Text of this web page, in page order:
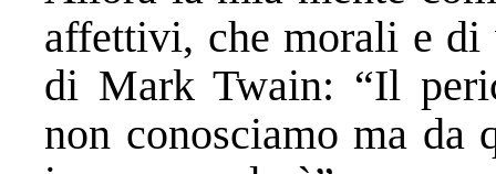
affettivi, che morali e di
di Mark Twain: “Il
non conosciamo ma da